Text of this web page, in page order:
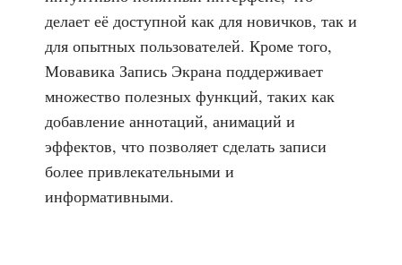
делает её доступной как для новичков, так и
для опытных пользователей. Кроме того,
Мовавика Запись Экрана поддерживает
множество полезных функций, таких как
добавление аннотаций, анимаций и
эффектов, что позволяет сделать записи
более привлекательными и
информативными.